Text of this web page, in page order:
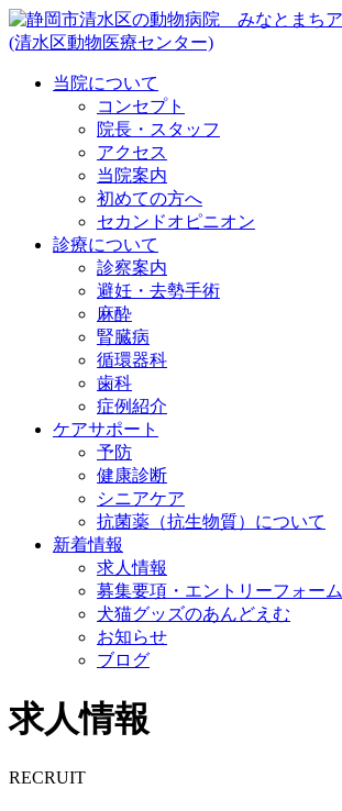
当院について
コンセプト
院長・スタッフ
アクセス
当院案内
初めての方へ
セカンドオピニオン
診療について
診察案内
避妊・去勢手術
麻酔
腎臓病
循環器科
歯科
症例紹介
ケアサポート
予防
健康診断
シニアケア
抗菌薬（抗生物質）について
新着情報
求人情報
募集要項・エントリーフォーム
犬猫グッズのあんどえむ
お知らせ
ブログ
求人情報
RECRUIT